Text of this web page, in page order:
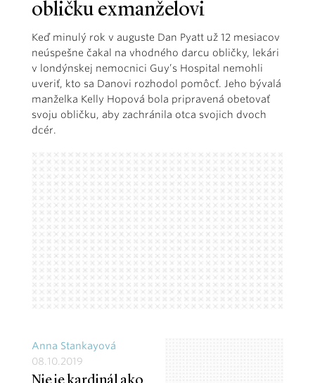
obličku exmanželovi
Keď minulý rok v auguste Dan Pyatt už 12 mesiacov
neúspešne čakal na vhodného darcu obličky, lekári
v londýnskej nemocnici Guy’s Hospital nemohli
uveriť, kto sa Danovi rozhodol pomôcť. Jeho bývalá
manželka Kelly Hopová bola pripravená obetovať
svoju obličku, aby zachránila otca svojich dvoch
dcér.
Anna Stankayová
08.10.2019